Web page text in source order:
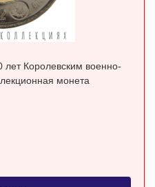
Королевским военно-
UNC / коллекционная монета